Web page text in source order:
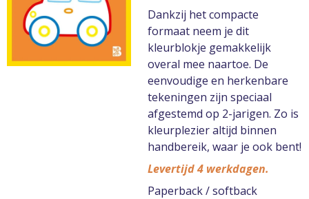
Dankzij het compacte
formaat neem je dit
kleurblokje gemakkelijk
overal mee naartoe. De
eenvoudige en herkenbare
tekeningen zijn speciaal
afgestemd op 2-jarigen. Zo is
kleurplezier altijd binnen
handbereik, waar je ook bent!
Levertijd 4 werkdagen.
Paperback / softback